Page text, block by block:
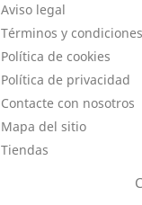
Aviso legal
Términos y condiciones
Política de cookies
Política de privacidad
Contacte con nosotros
Mapa del sitio
Tiendas